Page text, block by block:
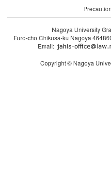
Nagoya University
Furo-cho Chikusa-ku Nagoya
Email:
Copyright © Nagoya